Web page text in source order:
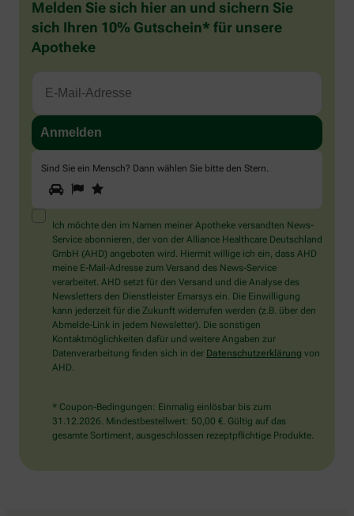
Melden Sie sich hier an und sichern Sie
sich Ihren 10% Gutschein* für unsere
Apotheke
Sind Sie ein Mensch? Dann wählen Sie bitte den Stern.
Sind
Sie
ein
Mensch?
Dann
wählen
Sie
bitte
den
Stern.
1 2
Ich möchte den im Namen meiner Apotheke versandten News-
Service abonnieren, der von der Alliance Healthcare Deutschland
GmbH (AHD) angeboten wird. Hiermit willige ich ein, dass AHD
meine E-Mail-Adresse zum Versand des News-Service
verarbeitet. AHD setzt für den Versand und die Analyse des
Newsletters den Dienstleister Emarsys ein. Die Einwilligung
kann jederzeit für die Zukunft widerrufen werden (z.B. über den
Abmelde-Link in jedem Newsletter). Die sonstigen
Kontaktmöglichkeiten dafür und weitere Angaben zur
Datenverarbeitung finden sich in der Datenschutzerklärung von
AHD.
* Coupon-Bedingungen: Einmalig einlösbar bis zum
31.12.2026. Mindestbestellwert: 50,00 €. Gültig auf das
gesamte Sortiment, ausgeschlossen rezeptpflichtige Produkte.